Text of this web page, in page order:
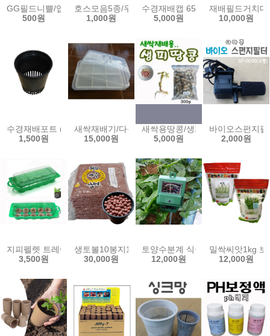
GG필드니쁠/입수니쁠/출수니쁠/수경재배기니쁠
500원
호스모음5종/우레탄호스 정수기 튜빙 pe 고압 에어
1,000원
수경재배캡 65A용 DIY 양액 수경
5,000원
재배필드거치
10,000원
수경재배포트 (小)10개 (中)5개 수경 포트 양액 재배 풍난 모종 난 화
1,500원
새싹재배기/다용도재배용기 새싹보리 새싹키우기
15,000원
새싹용땅콩/생피땅콩/발아용/300g
5,000원
바이오스펀지
2,000원
지피펠렛 트레이 지피7 재배 트레이 피트펠렛 펠릿 미니온실 핸디가
3,500원
생토볼10봉지19L(18kg)황토볼 하이드로볼 분갈이
30,000원
토양수분계 식물 화분 습도 조도
12,000원
밀싹씨앗1kg
12,000원